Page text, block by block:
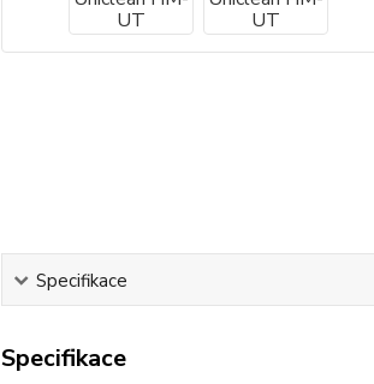
Specifikace
Specifikace